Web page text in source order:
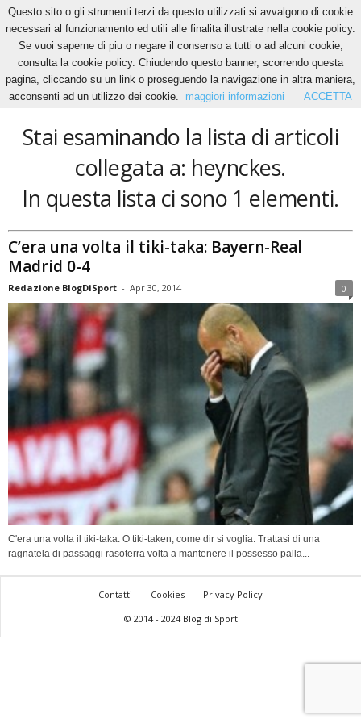
Home Tags Heynckes
heynckes
Stai esaminando la lista di articoli
collegata a: heynckes.
In questa lista ci sono 1 elementi.
C’era una volta il tiki-taka: Bayern-Real
Madrid 0-4
Redazione BlogDiSport - Apr 30, 2014 0
C'era una volta il tiki-taka. O tiki-taken, come dir si voglia. Trattasi di una
ragnatela di passaggi rasoterra volta a mantenere il possesso palla...
Contatti Cookies
Privacy Policy
© 2014 - 2024 Blog di Sport
Questo sito o gli strumenti terzi da questo utilizzati si avvalgono di cookie
necessari al funzionamento ed utili alle finalita illustrate nella cookie policy.
Se vuoi saperne di piu o negare il consenso a tutti o ad alcuni cookie,
consulta la cookie policy. Chiudendo questo banner, scorrendo questa
pagina, cliccando su un link o proseguendo la navigazione in altra maniera,
acconsenti ad un utilizzo dei cookie.
maggiori informazioni ACCETTA